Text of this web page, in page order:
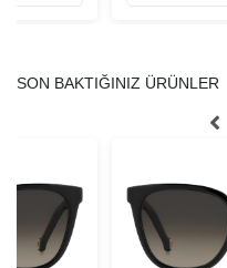
SON BAKTIĞINIZ ÜRÜNLER